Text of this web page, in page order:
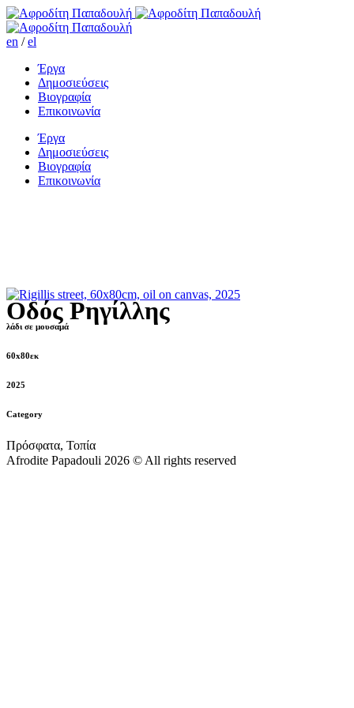
en /el
Έργα
Δημοσιεύσεις
Βιογραφία
Επικοινωνία
Έργα
Δημοσιεύσεις
Βιογραφία
Επικοινωνία
Οδός Ρηγίλλης
λάδι σε μουσαμά
60x80εκ
2025
Category
Πρόσφατα, Τοπία
Afrodite Papadouli 2026 © All rights reserved